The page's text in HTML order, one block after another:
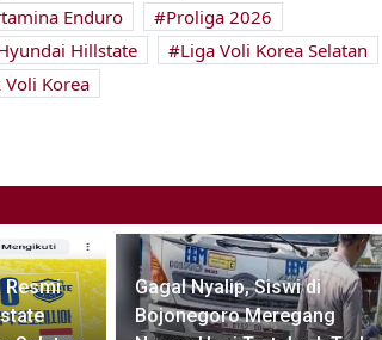
Enduro
Proliga 2026
Hillstate
Liga Voli Korea Selatan
Voli Korea
Resmi
Gagal Nyalip, Siswi di
Bojonegoro Meregang